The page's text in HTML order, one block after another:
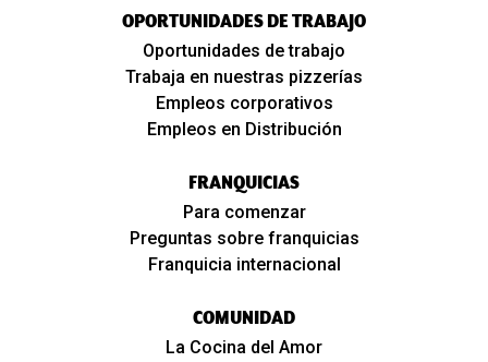
OPORTUNIDADES DE TRABAJO
Oportunidades de trabajo
Trabaja en nuestras pizzerías
Empleos corporativos
Empleos en Distribución
FRANQUICIAS
Para comenzar
Preguntas sobre franquicias
Franquicia internacional
COMUNIDAD
La Cocina del Amor